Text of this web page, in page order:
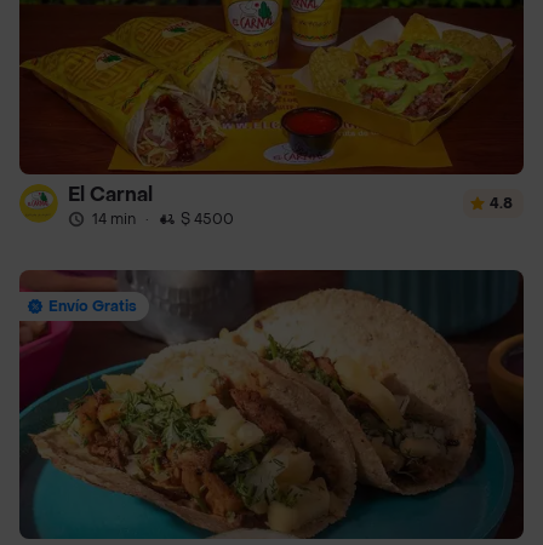
El Carnal
14 min · $ 4500
4.8
Envío Gratis